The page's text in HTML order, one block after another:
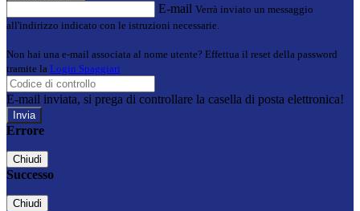
E-mail Verrà inviato un messaggio
all'indirizzo indicato con le istruzioni necessarie.
Non hai una e-mail associata al nome utente? Effettua il reset della password
tramite la Login Spaggiari
E-mail inviata, si prega di controllare la casella di posta elettronica!
Errore
Chiudi
Successo
Chiudi